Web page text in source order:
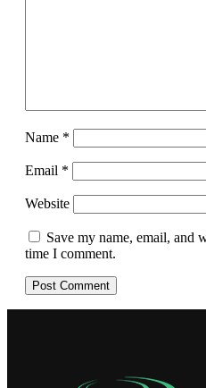
Name *
Email *
Website
Save my name, email, and
time I comment.